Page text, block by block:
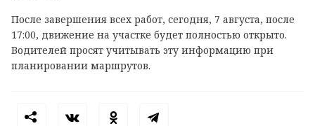
После завершения всех работ, сегодня, 7 августа, после
17:00, движение на участке будет полностью открыто.
Водителей просят учитывать эту информацию при
планировании маршрутов.